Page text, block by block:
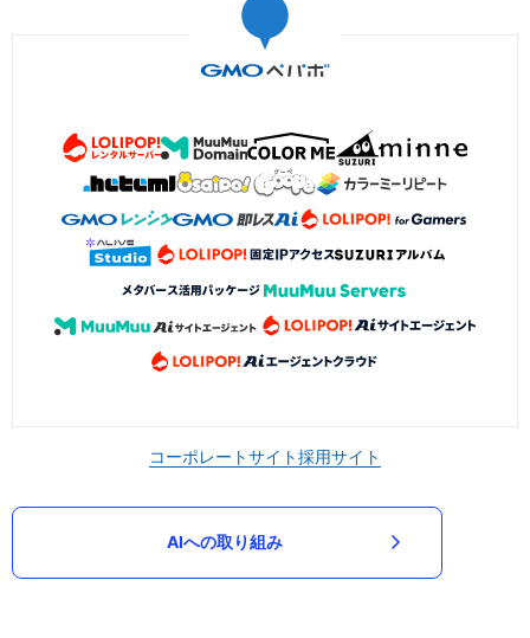
コーポレートサイト採用サイト
AIへの取り組み